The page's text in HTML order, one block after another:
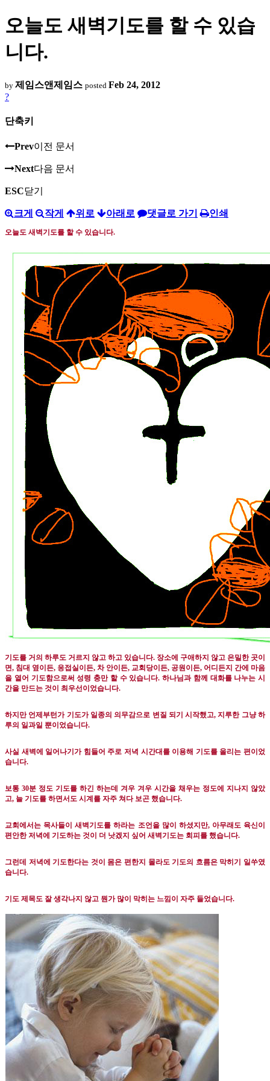
오늘도 새벽기도를 할 수 있습
니다.
by 제임스앤제임스 posted Feb 24, 2012
?
단축키
Prev이전 문서
Next다음 문서
ESC닫기
크게 작게 위로 아래로 댓글로 가기 인쇄
오늘도 새벽기도를 할 수 있습니다.
기도를 거의 하루도 거르지 않고 하고 있습니다. 장소에 구애하지 않고 은밀한 곳이
면, 침대 옆이든, 응접실이든, 차 안이든, 교회당이든, 공원이든, 어디든지 간에 마음
을 열어 기도함으로써 성령 충만 할 수 있습니다. 하나님과 함께 대화를 나누는 시
간을 만드는 것이 최우선이었습니다.
하지만 언제부턴가 기도가 일종의 의무감으로 변질 되기 시작했고,지루한 그냥 하
루의 일과일 뿐이었습니다.
사실 새벽에 일어나기가 힘들어 주로 저녁 시간대를 이용해 기도를 올리는 편이었
습니다.
보통 30분 정도 기도를 하긴 하는데 겨우 겨우 시간을 채우는 정도에 지나지 않았
고, 늘 기도를 하면서도 시계를 자주 쳐다 보곤 했습니다.
교회에서는 목사들이 새벽기도를 하라는 조언을 많이 하셨지만, 아무래도 육신이
편안한 저녁에 기도하는 것이 더 낫겠지 싶어 새벽기도는 회피를 했습니다.
그런데 저녁에 기도한다는 것이 몸은 편한지 몰라도 기도의 흐름은 막히기 일쑤였
습니다.
기도 제목도 잘 생각나지 않고 뭔가 많이 막히는 느낌이 자주 들었습니다.